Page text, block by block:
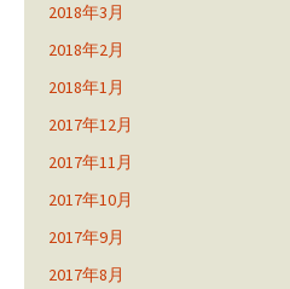
2018年3月
2018年2月
2018年1月
2017年12月
2017年11月
2017年10月
2017年9月
2017年8月